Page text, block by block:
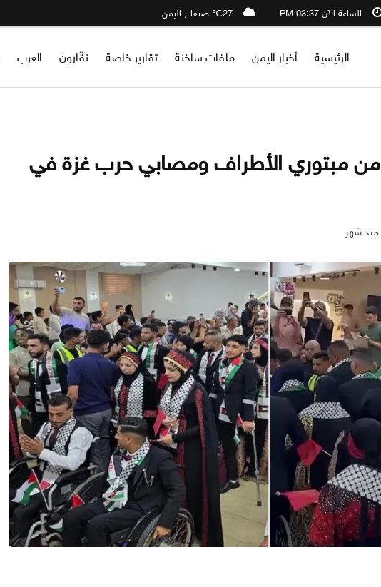
الساعة الآن 03:37 PM 27℃ صنعاء, اليمن
الرئيسية أخبار اليمن ملفات ساخنة تقارير خاصة نقّارون العرب
زفاف جماعي لـ40 من مبتوري الأطراف ومصابي حرب غزة في
منذ شهر